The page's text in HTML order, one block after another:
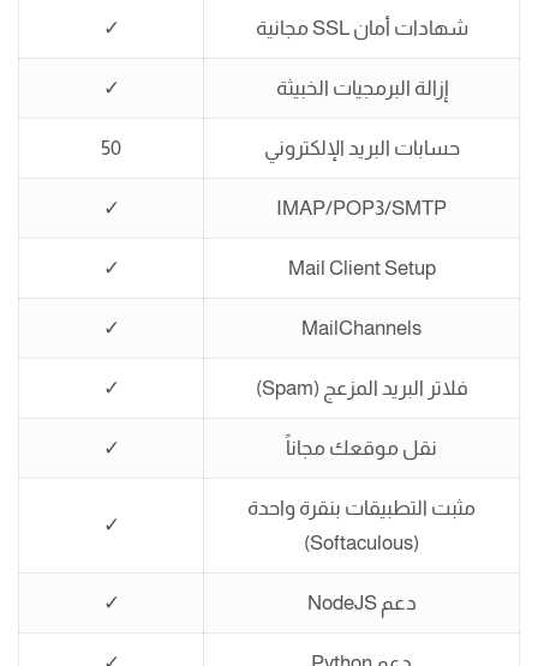
شهادات أمان SSL مجانية ✓
إزالة البرمجيات الخبيثة ✓
حسابات البريد الإلكتروني 50
IMAP/POP3/SMTP
✓
Mail Client Setup
✓
MailChannels
✓
فلاتر البريد المزعج (Spam) ✓
نقل موقعك مجاناً ✓
مثبت التطبيقات بنقرة واحدة
(Softaculous)
✓
دعم NodeJS ✓